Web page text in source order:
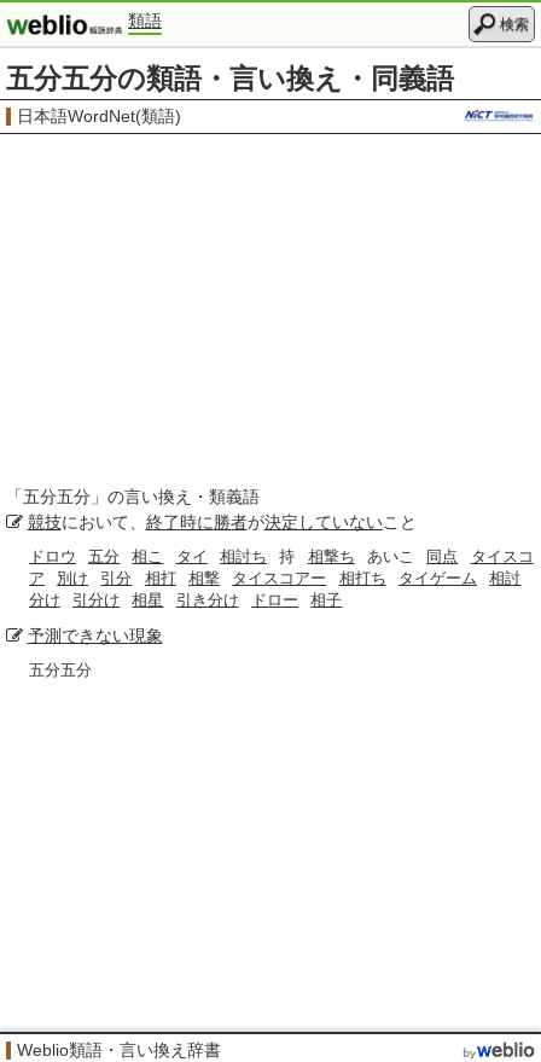
類語 検索
五分五分の類語・言い換え・同義語
日本語WordNet(類語)
「五分五分 」の言い換え・類義語
競技において、 終了時に 勝者が決定 していないこと
ドロウ 五分 相こ タイ 相討ち 持 相撃ち あいこ 同点
タイスコ
ア
別け 引分 相打 相撃 タイスコアー 相打ち タイゲーム
相討
分け
引分け 相星 引き分け ドロー 相子
予測できない現象
五分五分
Weblio類語・言い換え辞書